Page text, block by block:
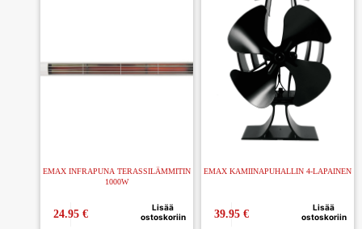
EMAX INFRAPUNA TERASSILÄMMITIN
1000W
24.95 €
Lisää
ostoskoriin
EMAX KAMIINAPUHALLIN 4-LAPAINEN
39.95 €
Lisää
ostoskoriin